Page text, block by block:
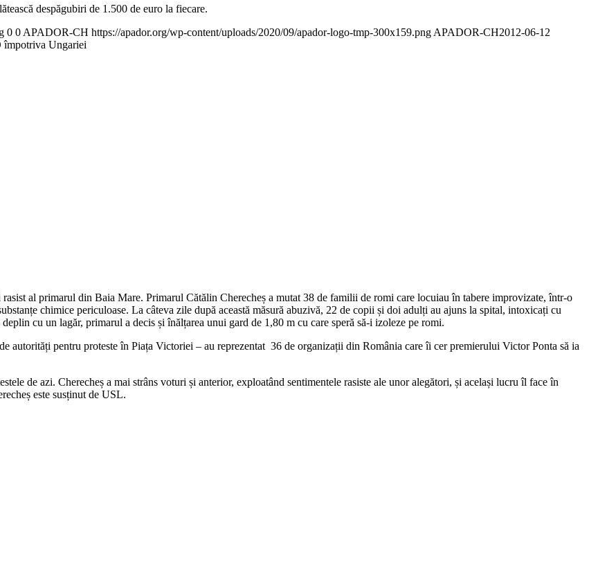
despăgubiri de 1.500 de euro la fiecare.
0 0 APADOR-CH https://apador.org/wp-content/uploads/2020/09/apador-logo-tmp-300x159.png APADOR-CH2012-06-12
împotriva Ungariei
al primarul din Baia Mare. Primarul Cătălin Cherecheș a mutat 38 de familii de romi care locuiau în tabere improvizate, într-o
chimice periculoase. La câteva zile după această măsură abuzivă, 22 de copii și doi adulți au ajuns la spital, intoxicați cu
cu un lagăr, primarul a decis și înălțarea unui gard de 1,80 m cu care speră să-i izoleze pe romi.
autorități pentru proteste în Piața Victoriei – au reprezentat 36 de organizații din România care îi cer premierului Victor Ponta să ia
de azi. Cherecheș a mai strâns voturi și anterior, exploatând sentimentele rasiste ale unor alegători, și același lucru îl face în
este susținut de USL.